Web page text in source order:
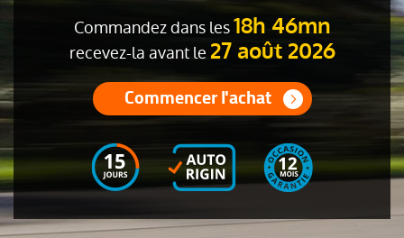
Commandez dans les18h 46mn
recevez-la avant le 27 août 2026
Commencer l'achat